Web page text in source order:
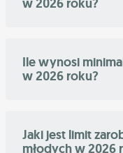
w 2026 roku?
Ile wynosi
w 2026 roku?
Jaki jest limit
młodych w 2026